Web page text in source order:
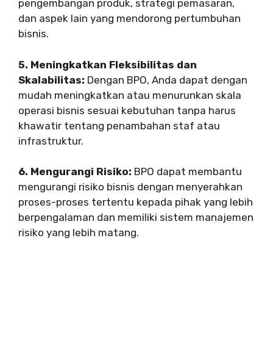
pengembangan produk, strategi pemasaran,
dan aspek lain yang mendorong pertumbuhan
bisnis.
5. Meningkatkan Fleksibilitas dan
Skalabilitas: Dengan BPO, Anda dapat dengan
mudah meningkatkan atau menurunkan skala
operasi bisnis sesuai kebutuhan tanpa harus
khawatir tentang penambahan staf atau
infrastruktur.
6. Mengurangi Risiko: BPO dapat membantu
mengurangi risiko bisnis dengan menyerahkan
proses-proses tertentu kepada pihak yang lebih
berpengalaman dan memiliki sistem manajemen
risiko yang lebih matang.